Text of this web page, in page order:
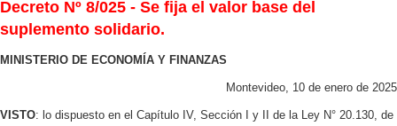
Decreto Nº 8/025 - Se fija el valor base del
suplemento solidario.
MINISTERIO DE ECONOMÍA Y FINANZAS
Montevideo, 10 de enero de 2025
VISTO: lo dispuesto en el Capítulo IV, Sección I y II de la Ley N° 20.130, de